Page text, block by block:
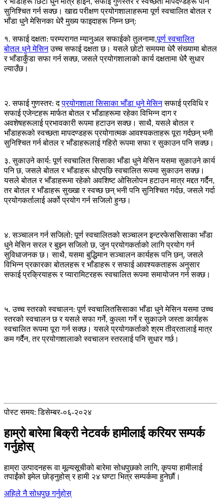
र भाँडाहरू छिटो धुने मात्र होइन, सफाई गुणस्तर र स्वच्छता मापदण्डहरू पनि
सुनिश्चित गर्न सक्छ। खाद्य परीक्षण प्रयोगशालाहरूमा पूर्ण स्वचालित बोतल र
भाँडा धुने मेसिनका धेरै मुख्य फाइदाहरू निम्न छन्:
१. सफाई दक्षता: परम्परागत म्यानुअल सफाईको तुलनामा,पूर्ण स्वचालित
बोतल धुने मेसिन उच्च सफाई दक्षता छ। यसले छोटो समयमा धेरै संख्यामा बोतल
र भाँडाकुँडा सफा गर्न सक्छ, जसले प्रयोगशालाको कार्य दक्षतामा धेरै सुधार
ल्याउँछ।
२. सफाई गुणस्तर: द प्रयोगशाला सिसाका भाँडा धुने मेसिन सफाई प्रविधि र
सफाई एजेन्टहरू मार्फत बोतल र भाँडाहरूमा रहेका विभिन्न दाग र
अवशेषहरूलाई प्रभावकारी रूपमा हटाउन सक्छ। साथै, यसले बोतल र
भाँडाहरूको स्वच्छता मापदण्डहरू प्रयोगात्मक आवश्यकताहरू पूरा गर्दछन् भनी
सुनिश्चित गर्न बोतल र भाँडाहरूलाई गहिरो रूपमा सफा र सुकाउन पनि सक्छ।
३. सुकाउने कार्य: पूर्ण स्वचालित सिसाका भाँडा धुने मेसिन यसमा सुकाउने कार्य
पनि छ, जसले बोतल र भाँडाहरू धोएपछि स्वचालित रूपमा सुकाउन सक्छ।
यसले बोतल र भाँडाहरूमा रहेको अवशिष्ट ओसिलोपन हटाउन मात्र मद्दत गर्दैन,
तर बोतल र भाँडाहरू सुख्खा र स्वच्छ छन् भनी पनि सुनिश्चित गर्दछ, जसले गर्दा
प्रयोगकर्तालाई अर्को प्रयोग गर्न सजिलो हुन्छ।
४. सञ्चालन गर्न सजिलो: पूर्ण स्वचालितको सञ्चालन इन्टरफेससिसाका भाँडा
धुने मेसिन सरल र बुझ्न सजिलो छ, जुन प्रयोगकर्ताको लागि प्रयोग गर्न
सुविधाजनक छ। साथै, यसमा बुद्धिमान सञ्चालन कार्यहरू पनि छन्, जसले
विभिन्न प्रकारका बोतलहरू र भाँडाहरू र सफाई आवश्यकताहरू अनुसार
सफाई प्रक्रियाहरू र प्यारामिटरहरू स्वचालित रूपमा समायोजन गर्न सक्छ।
५. उच्च स्तरको स्वचालन: पूर्ण स्वचालितसिसाका भाँडा धुने मेसिन यसमा उच्च
स्तरको स्वचालन छ र यसले सफा गर्ने, कुल्ला गर्ने र सुकाउने जस्ता कार्यहरू
स्वचालित रूपमा पूरा गर्न सक्छ। यसले प्रयोगकर्ताको श्रम तीव्रतालाई मात्र
कम गर्दैन, तर प्रयोगशालाको स्वचालन स्तरलाई पनि सुधार गर्छ।
पोस्ट समय: डिसेम्बर-०६-२०२४
हाम्रो बारेमा बिक्री नेटवर्क हामीलाई करियर सम्पर्क
गर्नुहोस्
हाम्रा उत्पादनहरू वा मूल्यसूचीको बारेमा सोधपुछको लागि, कृपया हामीलाई
तपाईंको इमेल छोड्नुहोस् र हामी २४ घण्टा भित्र सम्पर्कमा हुनेछौं।
अहिले नै सोधपुछ गर्नुहोस्